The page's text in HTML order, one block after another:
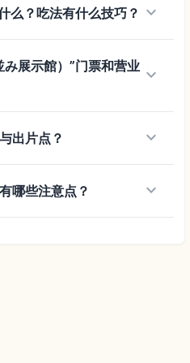
么？吃法有什么技巧？ keyboard_arrow_down
展示館）”门票和营业 keyboard_arrow_down
出片点？ keyboard_arrow_down
哪些注意点？ keyboard_arrow_down